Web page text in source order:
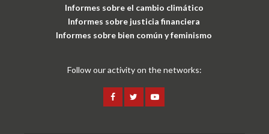
Informes sobre el cambio climático
Informes sobre justicia financiera
Informes sobre bien común y feminismo
Follow our activity on the networks: